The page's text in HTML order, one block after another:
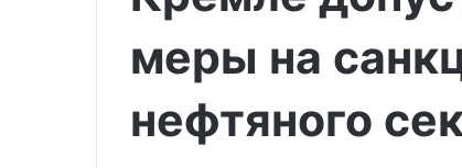
меры на
нефтяного
опыт
во
всём
Шойгу:
ходе СВО
всём мире